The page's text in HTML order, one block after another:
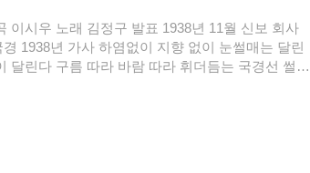
이시우 노래 김정구 발표 1938년 11월 신보 회사
1938년 가사 하염없이 지향 없이 눈썰매는 달린
달린다 구름 따라 바람 따라 휘더듬는 국경선 썰매
힌 방울소리 흘러가나 내 신세 한 많은 보헤미안
오나 가나 외로워 무정한 눈썰매는 갈 길 몰라 우노
구와 콤비로 1938년 9월에 을 11월 신보에는 을